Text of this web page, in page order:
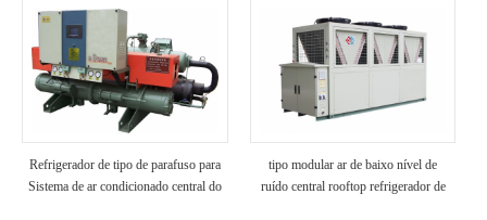
Refrigerador de tipo de parafuso para
Sistema de ar condicionado central do
tipo modular ar de baixo nível de
ruído central rooftop refrigerador de